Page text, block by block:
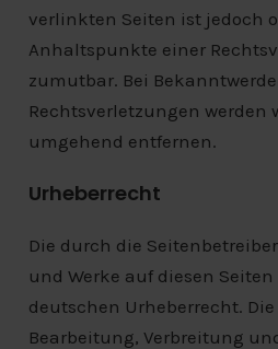
verlinkten Seiten ist jedoch
Anhaltspunkte einer
zumutbar. Bei
Rechtsverletzungen werden
umgehend entfernen.
Urheberrecht
Die durch die
und Werke auf diesen
deutschen Urheberrecht.
Bearbeitung, Verbreitung